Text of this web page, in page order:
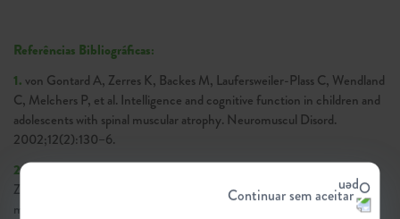
Continuar sem aceitar
Referências Bibliográficas:
1.von Gontard A, Zerres K, Backes M, Laufersweiler-Plass C, Wendland
C, Melchers P, et al. Intelligence and cognitive function in children and
adolescents with spinal muscular atrophy. Neuromuscul Disord.
2002;12(2):130–6.
2.Polido GJ, Barbosa AF, Morimoto CH, Caromano FA, Favero FM,
Zanoteli E, et al. Matching pairs difficulty in children with spinal
muscular atrophy type I. Neuromuscul Disord. 2017.